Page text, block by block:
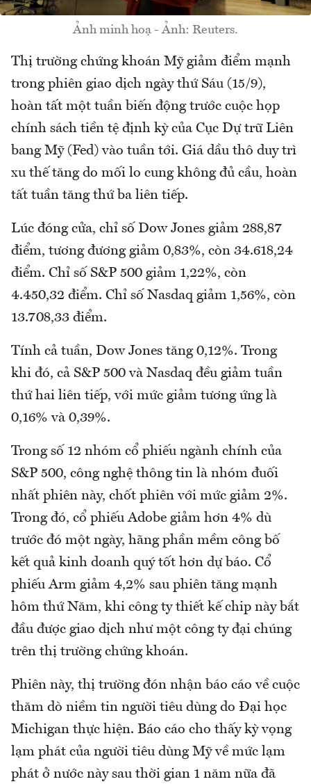
Ảnh minh hoạ - Ảnh: Reuters.
Thị trường chứng khoán Mỹ giảm điểm mạnh
trong phiên giao dịch ngày thứ Sáu (15/9),
hoàn tất một tuần biến động trước cuộc họp
chính sách tiền tệ định kỳ của Cục Dự trữ Liên
bang Mỹ (Fed) vào tuần tới. Giá dầu thô duy trì
xu thế tăng do mối lo cung không đủ cầu, hoàn
tất tuần tăng thứ ba liên tiếp.
Lúc đóng cửa, chỉ số Dow Jones giảm 288,87
điểm, tương đương giảm 0,83%, còn 34.618,24
điểm. Chỉ số S&P 500 giảm 1,22%, còn
4.450,32 điểm. Chỉ số Nasdaq giảm 1,56%, còn
13.708,33 điểm.
Tính cả tuần, Dow Jones tăng 0,12%. Trong
khi đó, cả S&P 500 và Nasdaq đều giảm tuần
thứ hai liên tiếp, với mức giảm tương ứng là
0,16% và 0,39%.
Trong số 12 nhóm cổ phiếu ngành chính của
S&P 500, công nghệ thông tin là nhóm đuối
nhất phiên này, chốt phiên với mức giảm 2%.
Trong đó, cổ phiếu Adobe giảm hơn 4% dù
trước đó một ngày, hãng phần mềm công bố
kết quả kinh doanh quý tốt hơn dự báo. Cổ
phiếu Arm giảm 4,2% sau phiên tăng mạnh
hôm thứ Năm, khi công ty thiết kế chip này bắt
đầu được giao dịch như một công ty đại chúng
trên thị trường chứng khoán.
Phiên này, thị trường đón nhận báo cáo về cuộc
thăm dò niềm tin người tiêu dùng do Đại học
Michigan thực hiện. Báo cáo cho thấy kỳ vọng
lạm phát của người tiêu dùng Mỹ về mức lạm
phát ở nước này sau thời gian 1 năm nữa đã